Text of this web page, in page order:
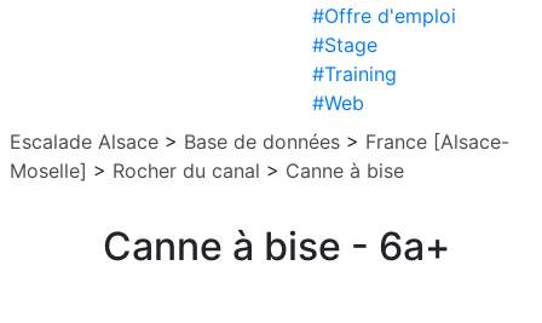
#Offre d'emploi
#Stage
#Training
#Web
Escalade Alsace > Base de données > France [Alsace-
Moselle] > Rocher du canal > Canne à bise
Canne à bise - 6a+